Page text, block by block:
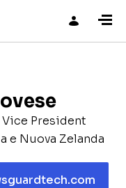
President
e Nuova Zelanda